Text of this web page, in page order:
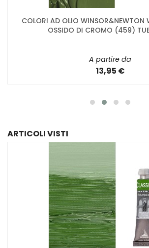
COLORI AD OLIO WINSOR&NEWTON
OSSIDO DI CROMO (459)
A partire da
13,95 €
ARTICOLI VISTI